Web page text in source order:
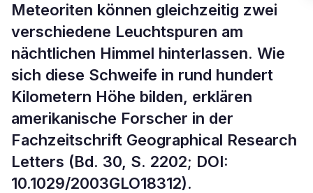
Warum Sternschnuppen zwei
Leuchtspuren haben
Meteoriten können gleichzeitig zwei
verschiedene Leuchtspuren am
nächtlichen Himmel hinterlassen. Wie
sich diese Schweife in rund hundert
Kilometern Höhe bilden, erklären
amerikanische Forscher in der
Fachzeitschrift Geographical Research
Letters (Bd. 30, S. 2202; DOI:
10.1029/2003GLO18312).